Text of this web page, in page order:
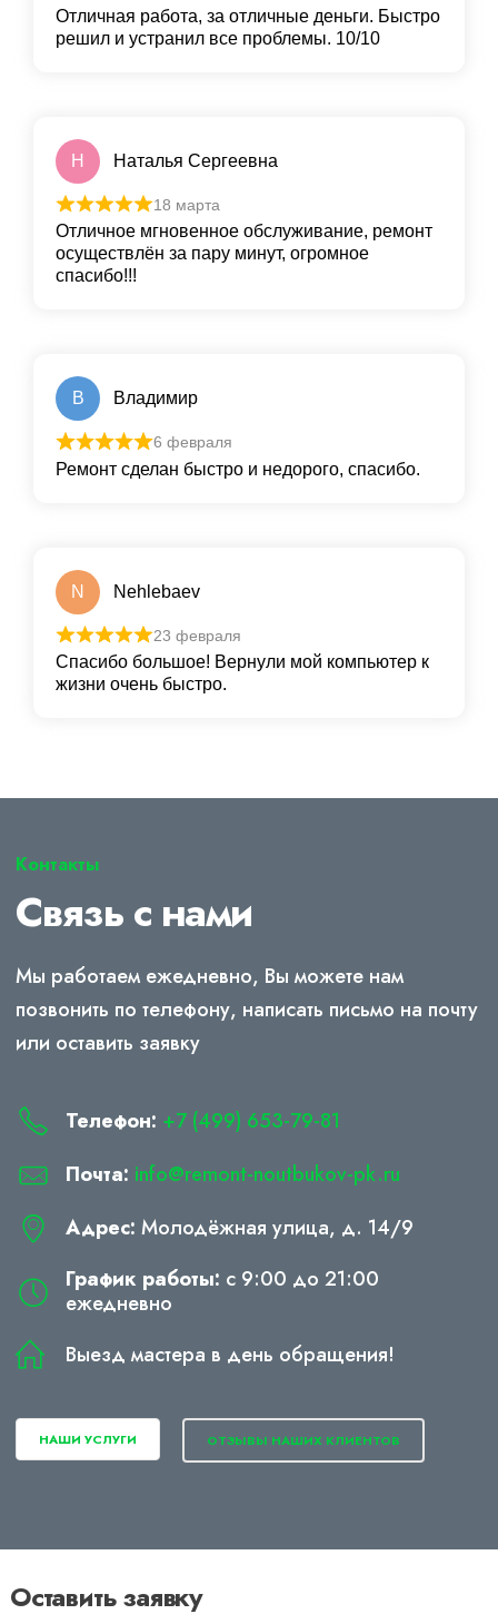
Отличная работа, за отличные деньги. Быстро
решил и устранил все проблемы. 10/10
Н Наталья Сергеевна
18 марта
Отличное мгновенное обслуживание, ремонт
осуществлён за пару минут, огромное
спасибо!!!
В Владимир
6 февраля
Ремонт сделан быстро и недорого, спасибо.
N Nehlebaev
23 февраля
Спасибо большое! Вернули мой компьютер к
жизни очень быстро.
Контакты
Связь с нами
Мы работаем ежедневно, Вы можете нам
позвонить по телефону, написать письмо на почту
или оставить заявку
Телефон: +7 (499) 653-79-81
Почта: info@remont-noutbukov-pk.ru
Адрес: Молодёжная улица, д. 14/9
График работы: с 9:00 до 21:00
ежедневно
Выезд мастера в день обращения!
НАШИ УСЛУГИ ОТЗЫВЫ НАШИХ КЛИЕНТОВ
Оставить заявку